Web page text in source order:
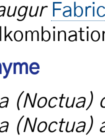
(Noctua)
(Noctua)